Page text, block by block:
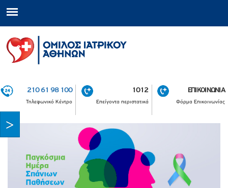
210 61 98 100
Τηλεφωνικό Κέντρο
1012
Επείγοντα περιστατικά
ΕΠΙΚΟΙΝΩΝΙΑ
Φόρμα Επικοινωνίας